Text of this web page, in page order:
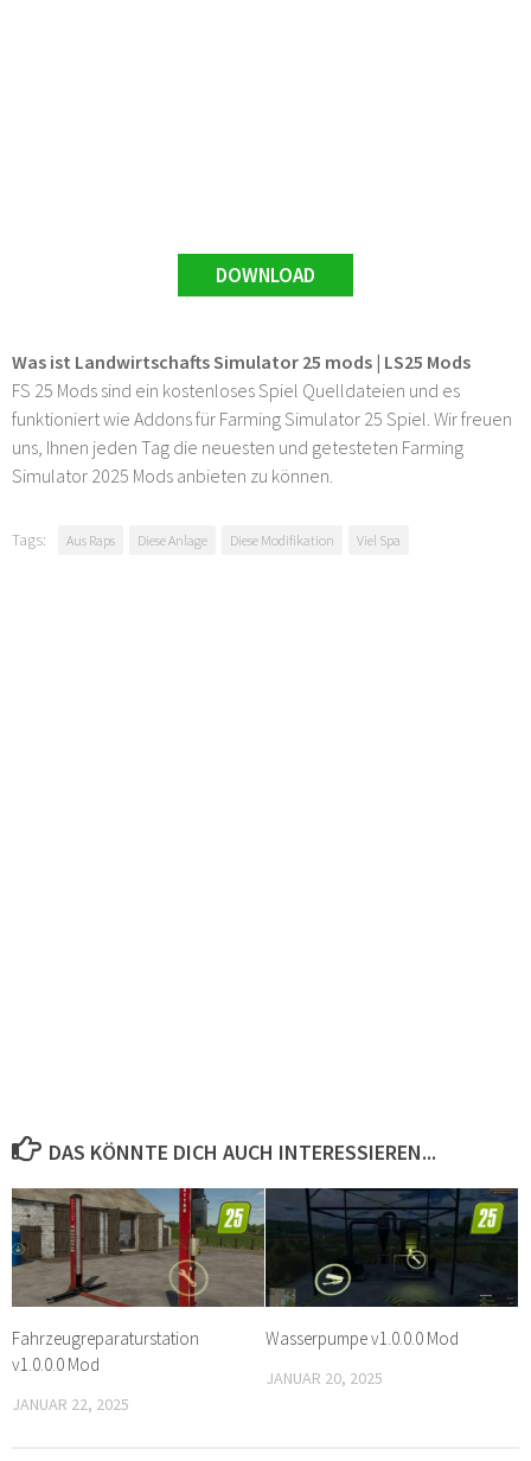
DOWNLOAD
Was ist Landwirtschafts Simulator 25 mods | LS25 Mods
FS 25 Mods sind ein kostenloses Spiel Quelldateien und es
funktioniert wie Addons für Farming Simulator 25 Spiel. Wir freuen
uns, Ihnen jeden Tag die neuesten und getesteten Farming
Simulator 2025 Mods anbieten zu können.
Tags: Aus Raps Diese Anlage Diese Modifikation Viel Spa
DAS KÖNNTE DICH AUCH INTERESSIEREN...
Fahrzeugreparaturstation
v1.0.0.0 Mod
JANUAR 22, 2025
Wasserpumpe v1.0.0.0 Mod
JANUAR 20, 2025